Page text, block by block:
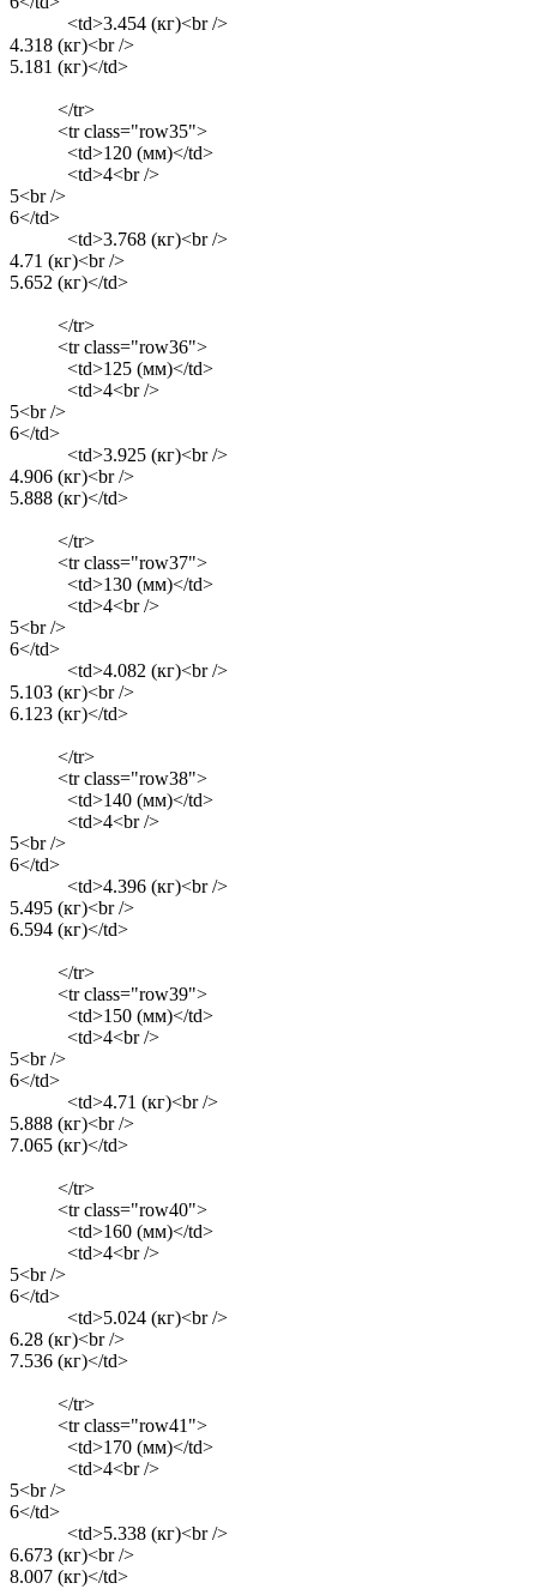
<td>3.454 (кг)<br />
4.318 (кг)<br />
5.181 (кг)</td>
</tr>
<tr class="row35">
<td>120 (мм)</td>
<td>4<br />
5<br />
6</td>
<td>3.768 (кг)<br />
4.71 (кг)<br />
5.652 (кг)</td>
</tr>
<tr class="row36">
<td>125 (мм)</td>
<td>4<br />
5<br />
6</td>
<td>3.925 (кг)<br />
4.906 (кг)<br />
5.888 (кг)</td>
</tr>
<tr class="row37">
<td>130 (мм)</td>
<td>4<br />
5<br />
6</td>
<td>4.082 (кг)<br />
5.103 (кг)<br />
6.123 (кг)</td>
</tr>
<tr class="row38">
<td>140 (мм)</td>
<td>4<br />
5<br />
6</td>
<td>4.396 (кг)<br />
5.495 (кг)<br />
6.594 (кг)</td>
</tr>
<tr class="row39">
<td>150 (мм)</td>
<td>4<br />
5<br />
6</td>
<td>4.71 (кг)<br />
5.888 (кг)<br />
7.065 (кг)</td>
</tr>
<tr class="row40">
<td>160 (мм)</td>
<td>4<br />
5<br />
6</td>
<td>5.024 (кг)<br />
6.28 (кг)<br />
7.536 (кг)</td>
</tr>
<tr class="row41">
<td>170 (мм)</td>
<td>4<br />
5<br />
6</td>
<td>5.338 (кг)<br />
6.673 (кг)<br />
8.007 (кг)</td>